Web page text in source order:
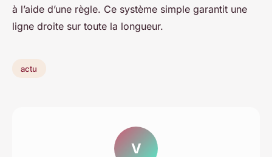
à l’aide d’une règle. Ce système simple garantit une
ligne droite sur toute la longueur.
actu
V